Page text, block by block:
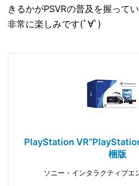
きるかがPSVRの普及を握って
非常に楽しみです(ﾟ∀ﾟ)
PlayStation
梱版
ソニー・インタラクティブエ